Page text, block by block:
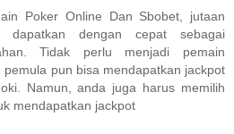
Poker Online Dan Sbobet, jutaan
dengan cepat sebagai
Tidak perlu menjadi pemain
pemula pun bisa mendapatkan jackpot
Namun, anda juga harus memilih
mendapatkan jackpot